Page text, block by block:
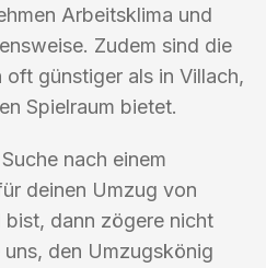
Arbeitsklima und
Zudem sind die
günstiger als in Villach,
Spielraum bietet.
nach einem
deinen Umzug von
bist, dann zögere nicht
den Umzugskönig